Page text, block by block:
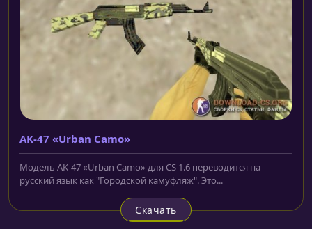
AK-47 «Urban Camo»
Модель AK-47 «Urban Camo» для CS 1.6 переводится на
русский язык как "Городской камуфляж". Это...
Скачать